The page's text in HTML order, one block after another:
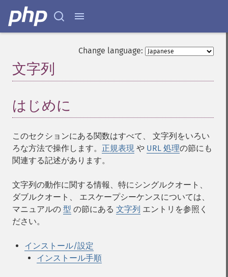
Change language:
文字列
はじめに
このセクションにある関数はすべて、 文字列をいろい
ろな方法で操作します。 正規表現 や URL 処理の節にも
関連する記述があります。
文字列の動作に関する情報、特にシングルクオート、
ダブルクオート、 エスケープシーケンスについては、
マニュアルの 型 の節にある 文字列 エントリを参照く
ださい。
インストール/設定
インストール手順